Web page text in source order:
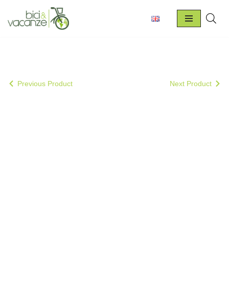
Vai
Previous Product Next Product